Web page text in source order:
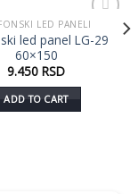
Dodaj
u listu
LED PANELI
led panel LG-29
60×150
9.450 RSD
ADD TO CART